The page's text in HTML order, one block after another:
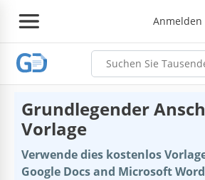
Anmelden
Grundlegender
Vorlage
Verwende dies kostenlos
Google Docs and Microsoft Word